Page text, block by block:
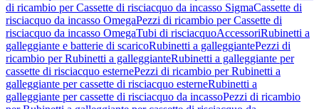
di ricambio per Cassette di risciacquo da incasso SigmaCassette di
risciacquo da incasso OmegaPezzi di ricambio per Cassette di
risciacquo da incasso OmegaTubi di risciacquoAccessoriRubinetti a
galleggiante e batterie di scaricoRubinetti a galleggiantePezzi di
ricambio per Rubinetti a galleggianteRubinetti a galleggiante per
cassette di risciacquo esternePezzi di ricambio per Rubinetti a
galleggiante per cassette di risciacquo esterneRubinetti a
galleggiante per cassette di risciacquo da incassoPezzi di ricambio